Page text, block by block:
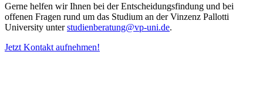
Gerne helfen wir Ihnen bei der Entscheidungsfindung und bei
offenen Fragen rund um das Studium an der Vinzenz Pallotti
University unterstudienberatung@vp-uni.de.
Jetzt Kontakt aufnehmen!